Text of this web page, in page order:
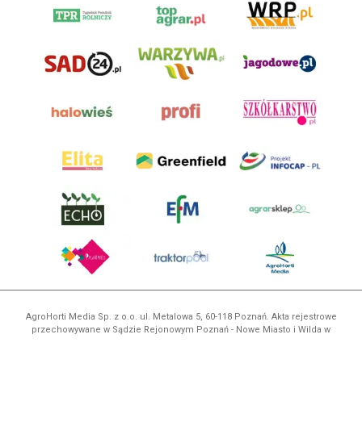
AgroHorti Media Sp. z o.o. ul. Metalowa 5, 60-118 Poznań. Akta rejestrowe
przechowywane w Sądzie Rejonowym Poznań - Nowe Miasto i Wilda w